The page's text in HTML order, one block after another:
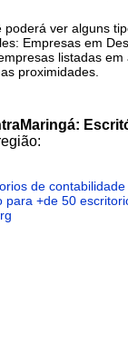
poderá ver alguns
Empresas em
listadas em
proximidades.
de
para +de 50